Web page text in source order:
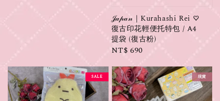
𝒥𝒶𝓅𝒶𝓃｜Kurahashi Rei ♡
復古印花輕便托特包 / A4
提袋 (復古粉)
Regular
NT$ 690
SALE 現貨